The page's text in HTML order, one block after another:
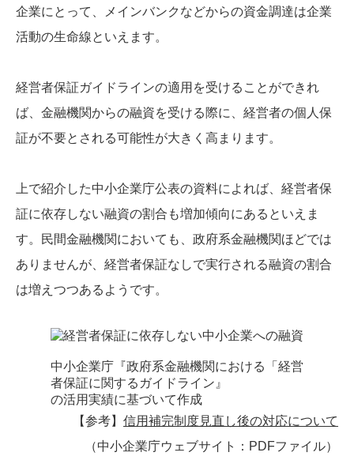
企業にとって、メインバンクなどからの資金調達は企業
活動の生命線といえます。
経営者保証ガイドラインの適用を受けることができれ
ば、金融機関からの融資を受ける際に、経営者の個人保
証が不要とされる可能性が大きく高まります。
上で紹介した中小企業庁公表の資料によれば、経営者保
証に依存しない融資の割合も増加傾向にあるといえま
す。民間金融機関においても、政府系金融機関ほどでは
ありませんが、経営者保証なしで実行される融資の割合
は増えつつあるようです。
中小企業庁『政府系金融機関における「経営
者保証に関するガイドライン』
の活用実績に基づいて作成
【参考】 信用補完制度見直し後の対応について
（中小企業庁ウェブサイト：PDFファイル）